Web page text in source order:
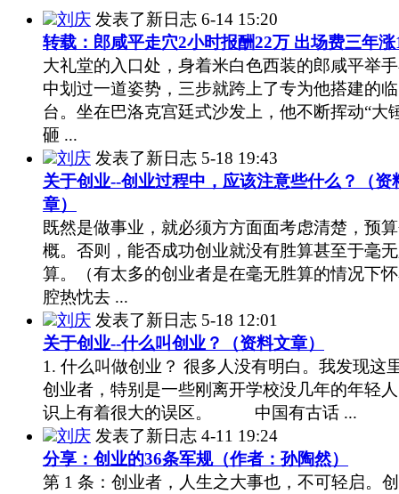
刘庆 发表了新日志 6-14 15:20
转载：郎咸平走穴2小时报酬22万 出场费三年涨
大礼堂的入口处，身着米白色西装的郎咸平举
中划过一道姿势，三步就跨上了专为他搭建的
台。坐在巴洛克宫廷式沙发上，他不断挥动“大
砸 ...
刘庆 发表了新日志 5-18 19:43
关于创业--创业过程中，应该注意些什么？（资
章）
既然是做事业，就必须方方面面考虑清楚，预
概。否则，能否成功创业就没有胜算甚至于毫
算。（有太多的创业者是在毫无胜算的情况下
腔热忱去 ...
刘庆 发表了新日志 5-18 12:01
关于创业--什么叫创业？（资料文章）
1. 什么叫做创业？ 很多人没有明白。我发现这
创业者，特别是一些刚离开学校没几年的年轻
识上有着很大的误区。 中国有古话 ...
刘庆 发表了新日志 4-11 19:24
分享：创业的36条军规（作者：孙陶然）
第 1 条：创业者，人生之大事也，不可轻启。